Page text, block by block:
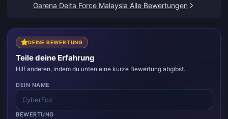
Garena Delta Force Malaysia Alle Bewertungen
DEINE BEWERTUNG
Teile deine Erfahrung
Hilf anderen, indem du unten eine kurze Bewertung abgibst.
DEIN NAME
BEWERTUNG